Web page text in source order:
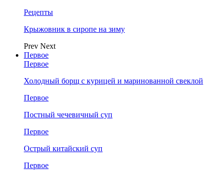
Рецепты
Крыжовник в сиропе на зиму
Prev Next
Первое
Первое
Холодный борщ с курицей и маринованной свеклой
Первое
Постный чечевичный суп
Первое
Острый китайский суп
Первое